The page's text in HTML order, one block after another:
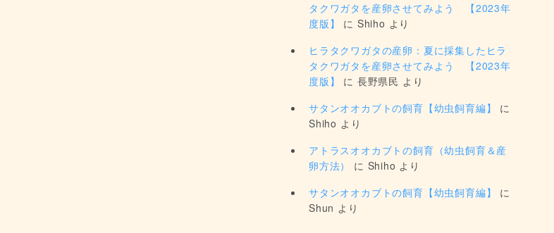
タクワガタを産卵させてみよう 【2023年
度版】
に Shiho より
ヒラタクワガタの産卵：夏に採集したヒラ
タクワガタを産卵させてみよう 【2023年
度版】
に 長野県民 より
サタンオオカブトの飼育【幼虫飼育編】
に
Shiho より
アトラスオオカブトの飼育（幼虫飼育＆産
卵方法）
に Shiho より
サタンオオカブトの飼育【幼虫飼育編】
に
Shun より